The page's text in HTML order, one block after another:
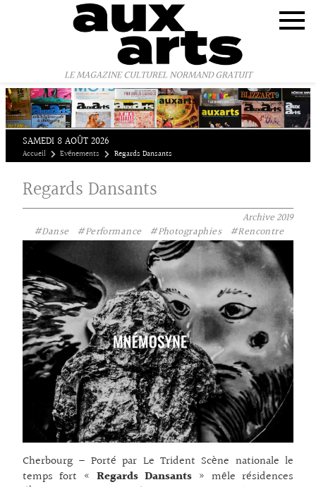
LE MAGAZINE CULTUREL NORMAND GRATUIT
SAMEDI 8 AOÛT 2026
Accueil Evénements Regards Dansants
Regards Dansants
Archive2019
#Danse
#Performance #Photographies #Rencontre
Cherbourg – Porté par Le Trident Scène nationale le
temps fort « Regards Dansants » mêle résidences
Panneau de gestion des cookies